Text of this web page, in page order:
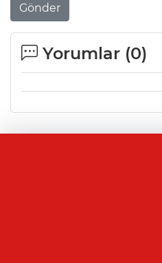
Gönder
Yorumlar (0)